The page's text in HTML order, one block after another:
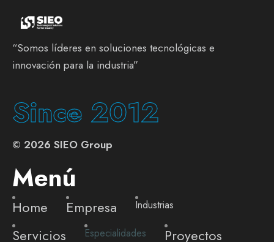
“Somos líderes en soluciones tecnológicas e
innovación para la industria”
Since 2012
© 2026 SIEO Group
Menú
Home Empresa Industrias
Servicios Especialidades Proyectos